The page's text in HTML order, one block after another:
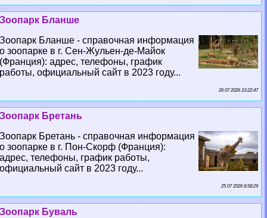
Зоопарк Бланше
Зоопарк Бланше - справочная информация
о зоопарке в г. Сен-Жульен-де-Майок
(Франция): адрес, телефоны, график
работы, официальный сайт в 2023 году...
26 07 2026 23:22:47
Зоопарк Бретань
Зоопарк Бретань - справочная информация
о зоопарке в г. Пон-Скорф (Франция):
адрес, телефоны, график работы,
официальный сайт в 2023 году...
25 07 2026 8:58:29
Зоопарк Буваль